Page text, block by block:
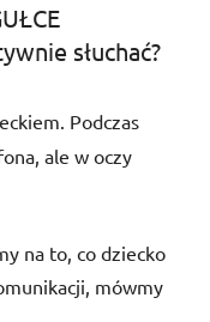
słuchać?
Podczas
ale w oczy
na to, co dziecko
mówmy